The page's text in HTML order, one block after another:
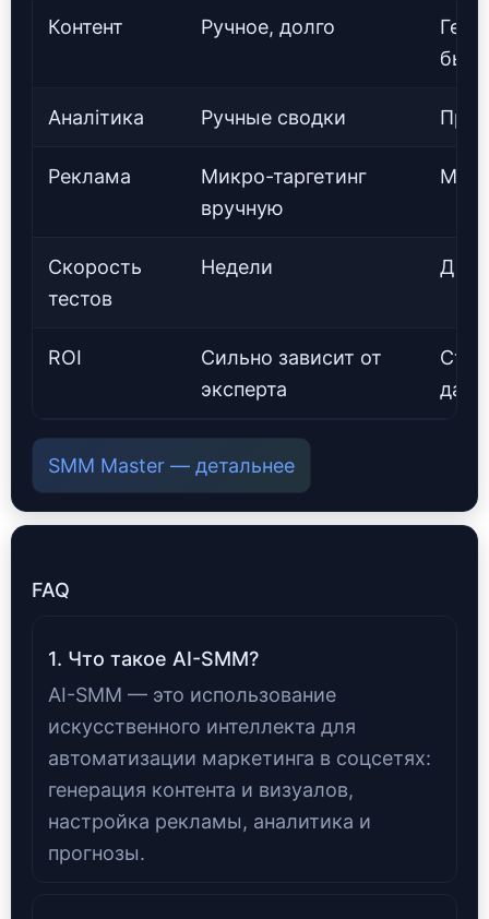
Контент Ручное, долго
Аналітика Ручные сводки
Реклама
Микро-таргетинг
вручную
Скорость
тестов
Недели Дни/
ROI
Сильно зависит от
эксперта
SMM Master — детальнее
FAQ
1. Что такое AI-SMM?
AI-SMM — это использование
искусственного интеллекта для
автоматизации маркетинга в соцсетях:
генерация контента и визуалов,
настройка рекламы, аналитика и
прогнозы.